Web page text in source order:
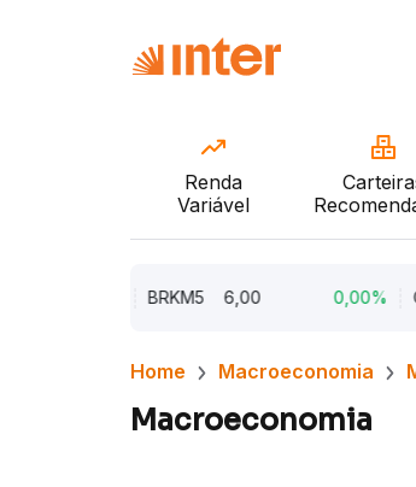
Renda
Variável
BRKM5 6,00 0,00% CXSE3
Home Macroeconomia
Macroeconomia